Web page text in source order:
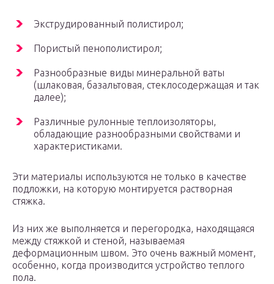
Экструдированный полистирол;
Пористый пенополистирол;
Разнообразные виды минеральной ваты
(шлаковая, базальтовая, стеклосодержащая и так
далее);
Различные рулонные теплоизоляторы,
обладающие разнообразными свойствами и
характеристиками.
Эти материалы используются не только в качестве
подложки, на которую монтируется растворная
стяжка.
Из них же выполняется и перегородка, находящаяся
между стяжкой и стеной, называемая
деформационным швом. Это очень важный момент,
особенно, когда производится устройство теплого
пола.